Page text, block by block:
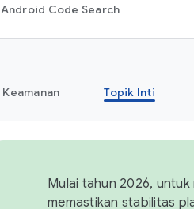
Android Code Search
Keamanan Topik Inti
Mulai tahun 2026,
memastikan stabilitas